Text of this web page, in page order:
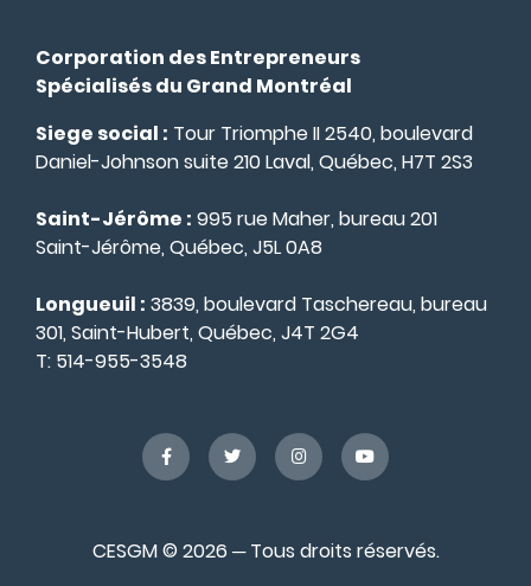
Corporation des Entrepreneurs
Spécialisés du Grand Montréal
Siege social : Tour Triomphe II 2540, boulevard
Daniel-Johnson suite 210 Laval, Québec, H7T 2S3
Saint-Jérôme : 995 rue Maher, bureau 201
Saint-Jérôme, Québec, J5L 0A8
Longueuil : 3839, boulevard Taschereau, bureau
301, Saint-Hubert, Québec, J4T 2G4
T: 514-955-3548
CESGM © 2026 ─ Tous droits réservés.